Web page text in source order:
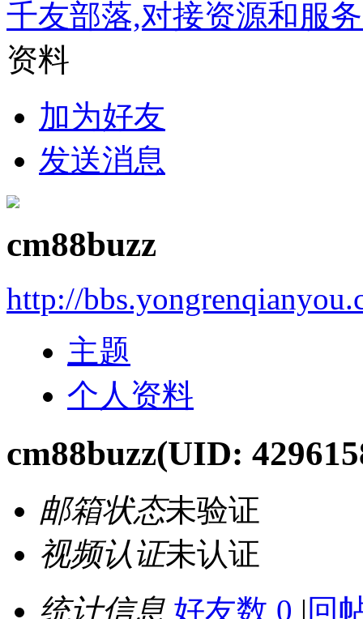
千友部落,对接资源和服
资料
加为好友
发送消息
cm88buzz
http://
主题
个人资料
cm88buzz(UID:
邮箱状态未验证
视频认证未认证
统计信息 好友数 0 | 回